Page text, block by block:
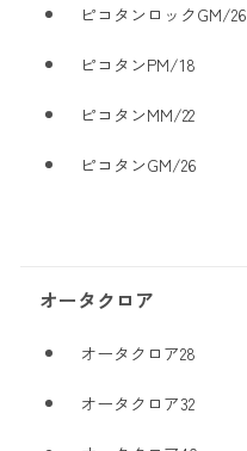
ピコタンロックGM/26
ピコタンPM/18
ピコタンMM/22
ピコタンGM/26
オータクロア
オータクロア28
オータクロア32